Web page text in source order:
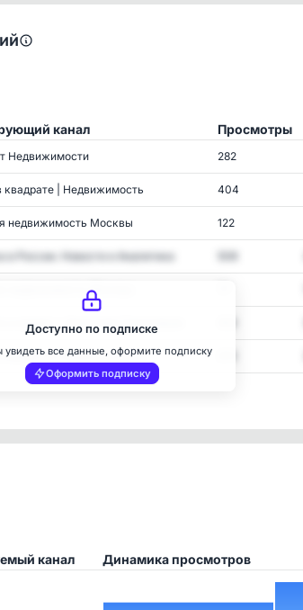
канал Просмотры
Недвижимости 282
квадрате | Недвижимость 404
недвижимость Москвы 122
в России. Новости и Аналитика
недвижимость Москвы
и кредит с Алексеем Светловым
квадрате | Недвижимость
Доступно по подписке
увидеть все данные, оформите подписку
Оформить подписку
канал Динамика просмотров